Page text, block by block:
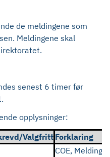
de meldingene som
Meldingene skal
senest 6 timer før
opplysninger:
ValgfrittForklaring
COE, Melding